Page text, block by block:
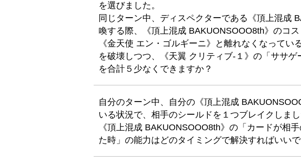
を選びました。
同じターン中、ディスペクターである《頂上混成
喚する際、《頂上混成 BAKUONSOOO8th》のコ
《金天使 エン・ゴルギーニ》と離れなくなってい
を破壊しつつ、《天翼 クリティブ-１》の「ササゲ
を合計５少なくできますか？
自分のターン中、自分の《頂上混成
いる状況で、相手のシールドを１つブレイクしまし
《頂上混成 BAKUONSOOO8th》の「カードが相
た時」の能力はどのタイミングで解決すればいいで